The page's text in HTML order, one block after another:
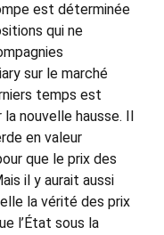
est déterminée
qui ne
sur le marché
temps est
nouvelle hausse. Il
en valeur
que le prix des
il y aurait aussi
la vérité des prix
l’État sous la